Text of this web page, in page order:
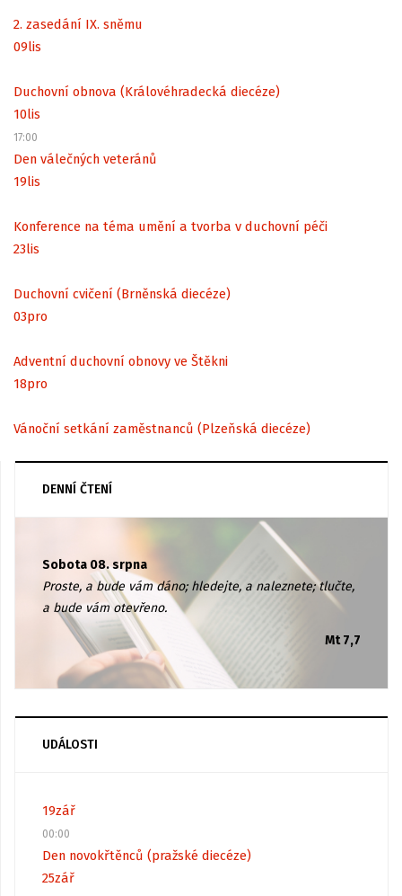
2. zasedání IX. sněmu
09lis
Duchovní obnova (Královéhradecká diecéze)
10lis
17:00
Den válečných veteránů
19lis
Konference na téma umění a tvorba v duchovní péči
23lis
Duchovní cvičení (Brněnská diecéze)
03pro
Adventní duchovní obnovy ve Štěkni
18pro
Vánoční setkání zaměstnanců (Plzeňská diecéze)
DENNÍ ČTENÍ
Sobota 08. srpna
Proste, a bude vám dáno; hledejte, a naleznete; tlučte,
a bude vám otevřeno.
Mt 7,7
UDÁLOSTI
19zář
00:00
Den novokřtěnců (pražské diecéze)
25zář